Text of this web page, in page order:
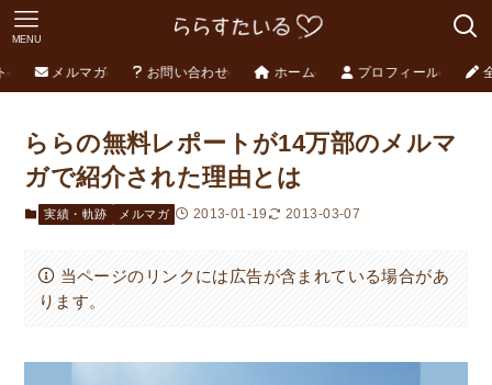
MENU
メルマガ お問い合わせ ホーム プロフィール
ららの無料レポートが14万部のメルマ
ガで紹介された理由とは
実績・軌跡 メルマガ 2013-01-19 2013-03-07
当ページのリンクには広告が含まれている場合があ
ります。